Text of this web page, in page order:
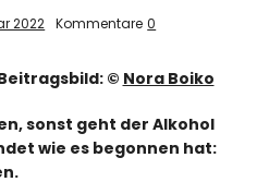
2022 Kommentare 0
© Nora Boiko
sonst geht der Alkohol
wie es begonnen hat: